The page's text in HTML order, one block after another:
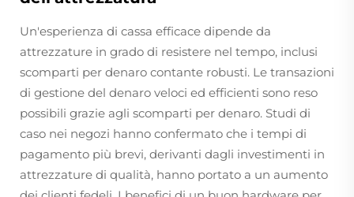
Un'esperienza di cassa efficace dipende da
attrezzature in grado di resistere nel tempo, inclusi
scomparti per denaro contante robusti. Le transazioni
di gestione del denaro veloci ed efficienti sono reso
possibili grazie agli scomparti per denaro. Studi di
caso nei negozi hanno confermato che i tempi di
pagamento più brevi, derivanti dagli investimenti in
attrezzature di qualità, hanno portato a un aumento